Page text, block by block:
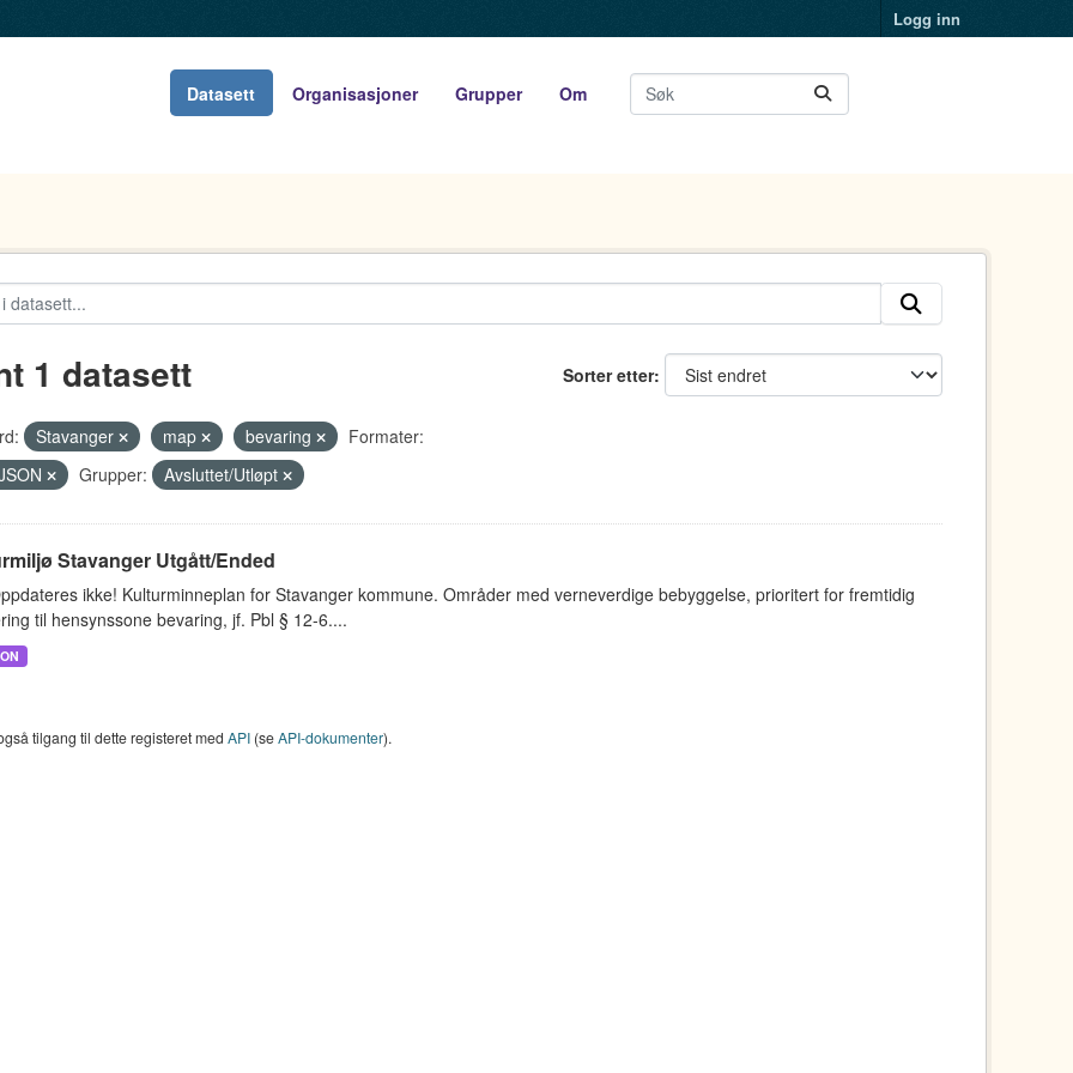
Logg inn
Datasett Organisasjoner Grupper Om
Sorter etter
1 datasett
Stavanger map bevaring
Formater:
Grupper: Avsluttet/Utløpt
Stavanger Utgått/Ended
ikke! Kulturminneplan for Stavanger kommune. Områder med verneverdige bebyggelse, prioritert for fremtidig
til hensynssone bevaring, jf. Pbl § 12-6....
tilgang til dette registeret med API(seAPI-dokumenter).